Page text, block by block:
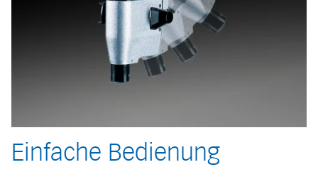
Einfache Bedienung